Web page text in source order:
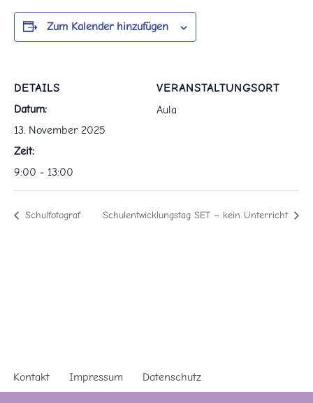
Zum Kalender hinzufügen
DETAILS
Datum:
13. November 2025
Zeit:
9:00 - 13:00
VERANSTALTUNGSORT
Aula
Schulfotograf Schulentwicklungstag SET – kein Unterricht
Kontakt Impressum Datenschutz